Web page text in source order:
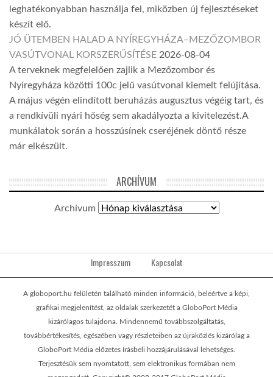
leghatékonyabban használja fel, miközben új fejlesztéseket
készít elő.
JÓ ÜTEMBEN HALAD A NYÍREGYHÁZA–MEZŐZOMBOR
VASÚTVONAL KORSZERŰSÍTÉSE 2026-08-04
A terveknek megfelelően zajlik a Mezőzombor és
Nyíregyháza közötti 100c jelű vasútvonal kiemelt felújítása.
A május végén elindított beruházás augusztus végéig tart, és
a rendkívüli nyári hőség sem akadályozta a kivitelezést.A
munkálatok során a hosszúsínek cseréjének döntő része
már elkészült.
ARCHÍVUM
Archívum
Impresszum Kapcsolat
A globoport.hu felületén található minden információ, beleértve a képi,
grafikai megjelenítést, az oldalak szerkezetét a GloboPort Média
kizárólagos tulajdona. Mindennemű továbbszolgáltatás,
továbbértékesítés, egészében vagy részleteiben az újraközlés kizárólag a
GloboPort Média előzetes írásbeli hozzájárulásával lehetséges.
Terjesztésük sem nyomtatott, sem elektronikus formában nem